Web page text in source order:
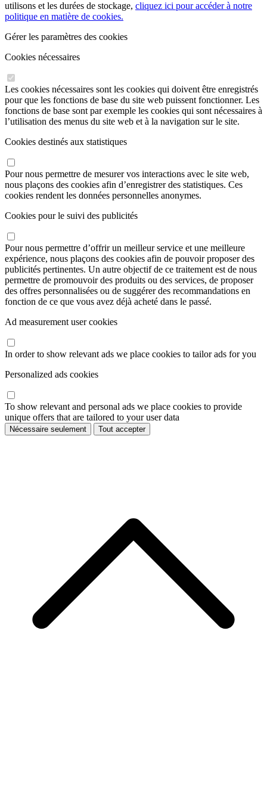
utilisons et les durées de stockage, cliquez ici pour accéder à notre
politique en matière de cookies.
Gérer les paramètres des cookies
Cookies nécessaires
Les cookies nécessaires sont les cookies qui doivent être enregistrés
pour que les fonctions de base du site web puissent fonctionner. Les
fonctions de base sont par exemple les cookies qui sont nécessaires à
l’utilisation des menus du site web et à la navigation sur le site.
Cookies destinés aux statistiques
Pour nous permettre de mesurer vos interactions avec le site web,
nous plaçons des cookies afin d’enregistrer des statistiques. Ces
cookies rendent les données personnelles anonymes.
Cookies pour le suivi des publicités
Pour nous permettre d’offrir un meilleur service et une meilleure
expérience, nous plaçons des cookies afin de pouvoir proposer des
publicités pertinentes. Un autre objectif de ce traitement est de nous
permettre de promouvoir des produits ou des services, de proposer
des offres personnalisées ou de suggérer des recommandations en
fonction de ce que vous avez déjà acheté dans le passé.
Ad measurement user cookies
In order to show relevant ads we place cookies to tailor ads for you
Personalized ads cookies
To show relevant and personal ads we place cookies to provide
unique offers that are tailored to your user data
Nécessaire seulement Tout accepter